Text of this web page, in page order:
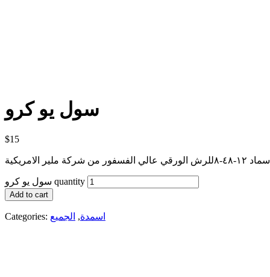
سول يو كرو
$15
سماد ١٢-٤٨-٨للرش الورقي عالي الفسفور من شركة ملير الامريكية
سول يو كرو quantity
Add to cart
Categories: اسمدة, الجميع